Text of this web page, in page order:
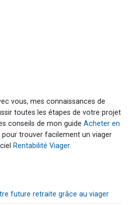
vous, mes connaissances de
toutes les étapes de votre projet
conseils de mon guide Acheter en
pour trouver facilement un viager
Rentabilité Viager.
future retraite grâce au viager